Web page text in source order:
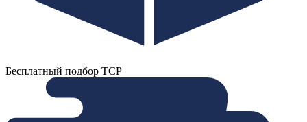
Бесплатный подбор ТСР